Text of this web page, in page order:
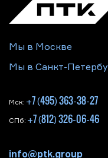
Мы в Москве
Мы в Санкт-
Мск: +7 (495) 363-38-27
СПб: +7 (812) 326-06-46
info@ptk.group